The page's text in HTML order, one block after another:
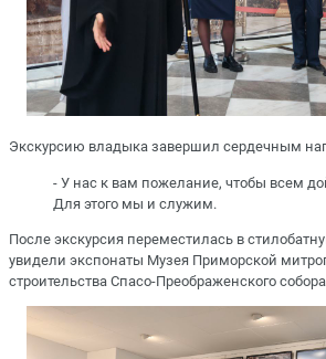
Экскурсию владыка завершил сердечным
- У нас к вам пожелание, чтобы всем
Для этого мы и служим.
После экскурсия переместилась в
увидели экспонаты Музея Приморской
строительства Спасо-Преображенского